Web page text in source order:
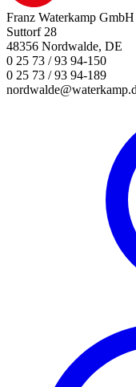
Franz Waterkamp
Suttorf 28
48356 Nordwalde, DE
0 25 73 / 93 94-150
0 25 73 / 93 94-189